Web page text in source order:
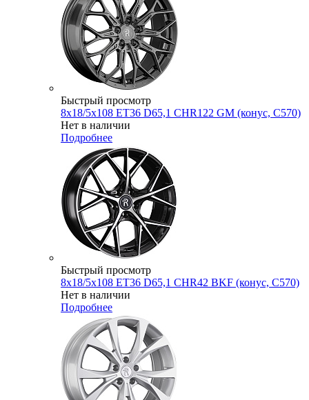
Быстрый просмотр
8x18/5x108 ET36 D65,1 CHR122 GM (конус, C570)
Нет в наличии
Подробнее
Быстрый просмотр
8x18/5x108 ET36 D65,1 CHR42 BKF (конус, C570)
Нет в наличии
Подробнее